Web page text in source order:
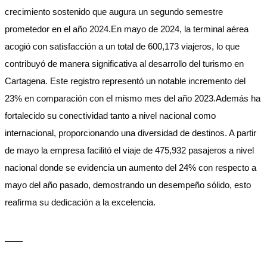
crecimiento sostenido que augura un segundo semestre
prometedor en el año 2024.En mayo de 2024, la terminal aérea
acogió con satisfacción a un total de 600,173 viajeros, lo que
contribuyó de manera significativa al desarrollo del turismo en
Cartagena. Este registro representó un notable incremento del
23% en comparación con el mismo mes del año 2023.Además ha
fortalecido su conectividad tanto a nivel nacional como
internacional, proporcionando una diversidad de destinos. A partir
de mayo la empresa facilitó el viaje de 475,932 pasajeros a nivel
nacional donde se evidencia un aumento del 24% con respecto a
mayo del año pasado, demostrando un desempeño sólido, esto
reafirma su dedicación a la excelencia.
——